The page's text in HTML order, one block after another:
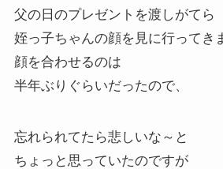
父の日のプレゼントを渡しがてら
姪っ子ちゃんの顔を見に行ってき
顔を合わせるのは
半年ぶりぐらいだったので、
忘れられてたら悲しいな～と
ちょっと思っていたのですが